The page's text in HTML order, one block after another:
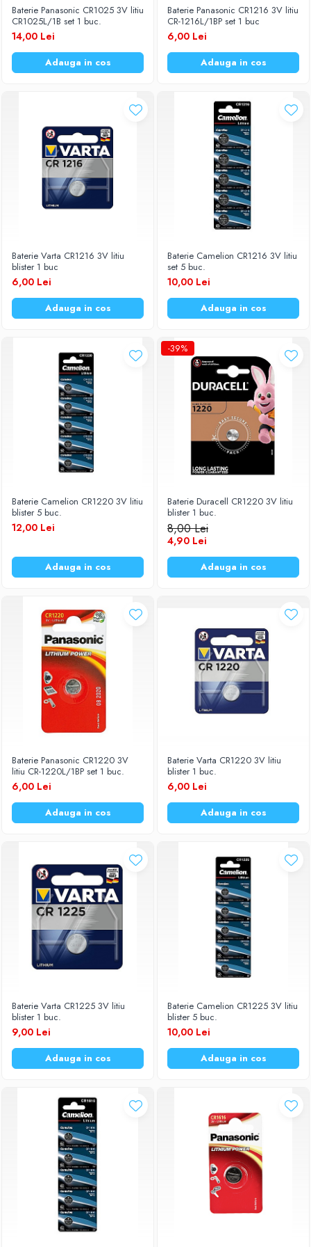
Becuri LED
Aplice LED
Lanterne
Lampi
Convertoare tensiune
Prelungitoare
Stabilizatoare tensiune
Ventilatoare
Diverse gadgeturi
Accesorii auto
Redresoare
Roboti pornire
Diverse accesorii auto
Invertoare Auto
Incarcator masina electrica
Aparate de spalat cu presiune
Compresoare
Baterii Zinc-Aer
Baterie Panasonic CR1025 3V litiu
CR1025L/1B set 1 buc.
14,00 Lei
Adauga in cos
Baterie Panasonic CR1216 3V litiu
CR-1216L/1BP set 1 buc
6,00 Lei
Adauga in cos
Baterie Varta CR1216 3V litiu
blister 1 buc
6,00 Lei
Adauga in cos
Baterie Camelion CR1216 3V litiu
set 5 buc.
10,00 Lei
Adauga in cos
Baterie Camelion CR1220 3V litiu
blister 5 buc.
12,00 Lei
Adauga in cos
-39%
Baterie Duracell CR1220 3V litiu
blister 1 buc.
8,00 Lei
4,90 Lei
Adauga in cos
Baterie Panasonic CR1220 3V
litiu CR-1220L/1BP set 1 buc.
6,00 Lei
Adauga in cos
Baterie Varta CR1220 3V litiu
blister 1 buc.
6,00 Lei
Adauga in cos
Baterie Varta CR1225 3V litiu
blister 1 buc.
9,00 Lei
Adauga in cos
Baterie Camelion CR1225 3V litiu
blister 5 buc.
10,00 Lei
Adauga in cos